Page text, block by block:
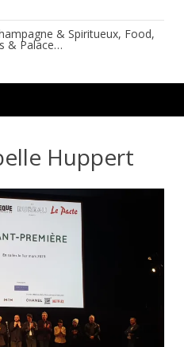
& Spiritueux, Food,
& Palace…
Huppert